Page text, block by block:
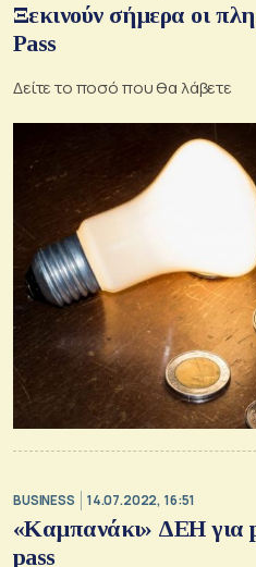
Ξεκινούν σήμερα οι
Pass
Δείτε το ποσό που θα λάβετε
BUSINESS 14.07.2022, 16:51
«Καμπανάκι» ΔΕΗ για
pass